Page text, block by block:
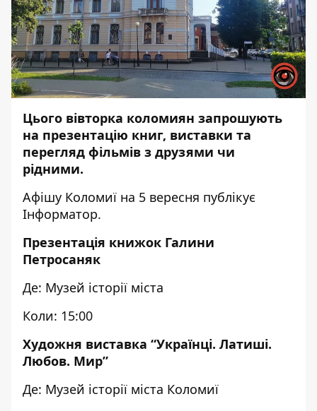
Цього вівторка коломиян запрошують
на презентацію книг, виставки та
перегляд фільмів з друзями чи
рідними.
Афішу Коломиї на 5 вересня публікує
Інформатор.
Презентація книжок Галини
Петросаняк
Де: Музей історії міста
Коли: 15:00
Художня виставка “Українці. Латиші.
Любов. Мир”
Де: Музей історії міста Коломиї